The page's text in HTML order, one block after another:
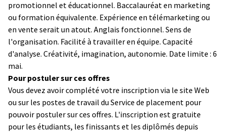
promotionnel et éducationnel. Baccalauréat en marketing
ou formation équivalente. Expérience en télémarketing ou
en vente serait un atout. Anglais fonctionnel. Sens de
l'organisation. Facilité à travailler en équipe. Capacité
d'analyse. Créativité, imagination, autonomie. Date limite : 6
mai.
Pour postuler sur ces offres
Vous devez avoir complété votre inscription via le site Web
ou sur les postes de travail du Service de placement pour
pouvoir postuler sur ces offres. L'inscription est gratuite
pour les étudiants, les finissants et les diplômés depuis